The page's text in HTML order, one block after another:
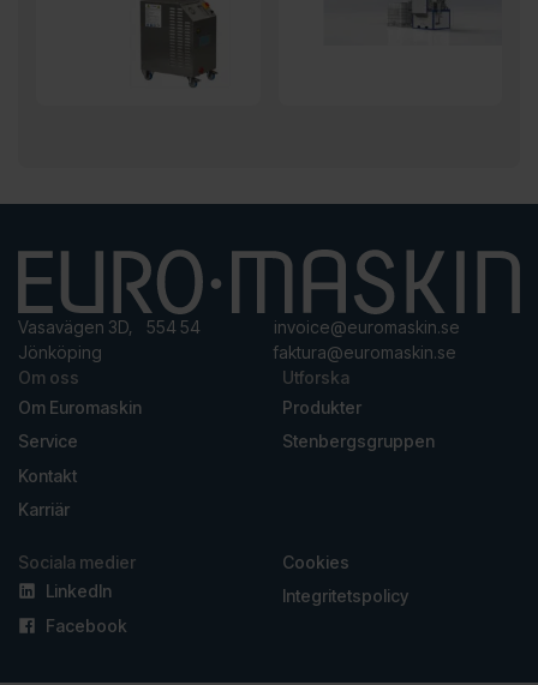
Vasavägen 3D, 554 54
Jönköping
invoice@euromaskin.se
faktura@euromaskin.se
Om oss
Om Euromaskin
Service
Kontakt
Karriär
Utforska
Produkter
Stenbergsgruppen
Sociala medier
LinkedIn
Facebook
Cookies
Integritetspolicy